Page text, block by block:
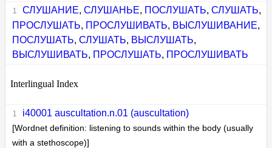
СЛУШАНИЕ, СЛУШАНЬЕ, ПОСЛУШАТЬ, СЛУШАТЬ,
ПРОСЛУШАТЬ, ПРОСЛУШИВАТЬ, ВЫСЛУШИВАНИЕ,
ПОСЛУШАТЬ,СЛУШАТЬ, ВЫСЛУШАТЬ,
ВЫСЛУШИВАТЬ, ПРОСЛУШАТЬ, ПРОСЛУШИВАТЬ
Interlingual Index
i40001 auscultation.n.01 (auscultation)
[Wordnet definition: listening to sounds within the body (usually
with a stethoscope)]